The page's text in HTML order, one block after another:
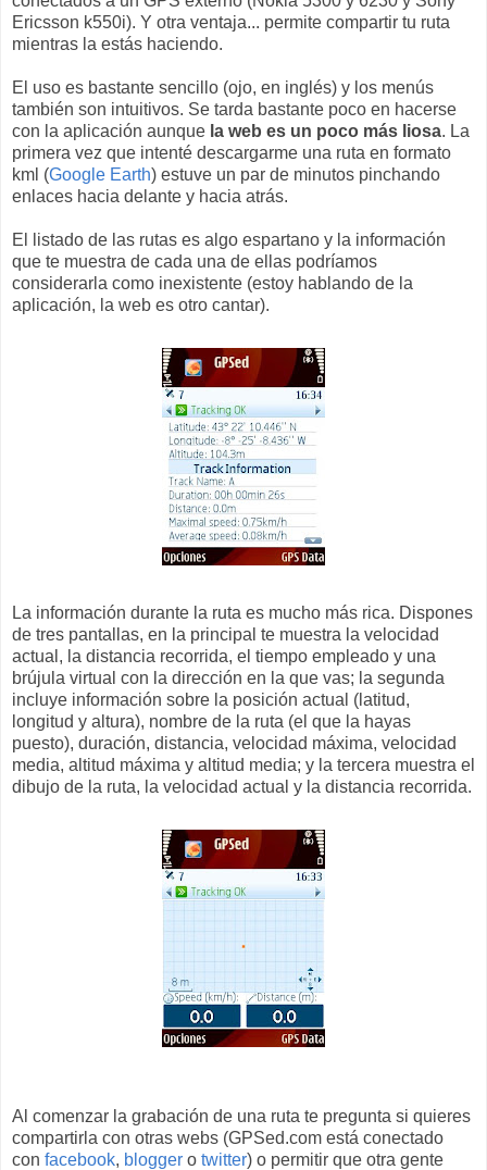
Ericsson k550i). Y otra ventaja... permite compartir tu ruta
mientras la estás haciendo.
El uso es bastante sencillo (ojo, en inglés) y los menús
también son intuitivos. Se tarda bastante poco en hacerse
con la aplicación aunque la web es un poco más liosa. La
primera vez que intenté descargarme una ruta en formato
kml (Google Earth) estuve un par de minutos pinchando
enlaces hacia delante y hacia atrás.
El listado de las rutas es algo espartano y la información
que te muestra de cada una de ellas podríamos
considerarla como inexistente (estoy hablando de la
aplicación, la web es otro cantar).
La información durante la ruta es mucho más rica. Dispones
de tres pantallas, en la principal te muestra la velocidad
actual, la distancia recorrida, el tiempo empleado y una
brújula virtual con la dirección en la que vas; la segunda
incluye información sobre la posición actual (latitud,
longitud y altura), nombre de la ruta (el que la hayas
puesto), duración, distancia, velocidad máxima, velocidad
media, altitud máxima y altitud media; y la tercera muestra el
dibujo de la ruta, la velocidad actual y la distancia recorrida.
Al comenzar la grabación de una ruta te pregunta si quieres
compartirla con otras webs (GPSed.com está conectado
con facebook, blogger o twitter) o permitir que otra gente